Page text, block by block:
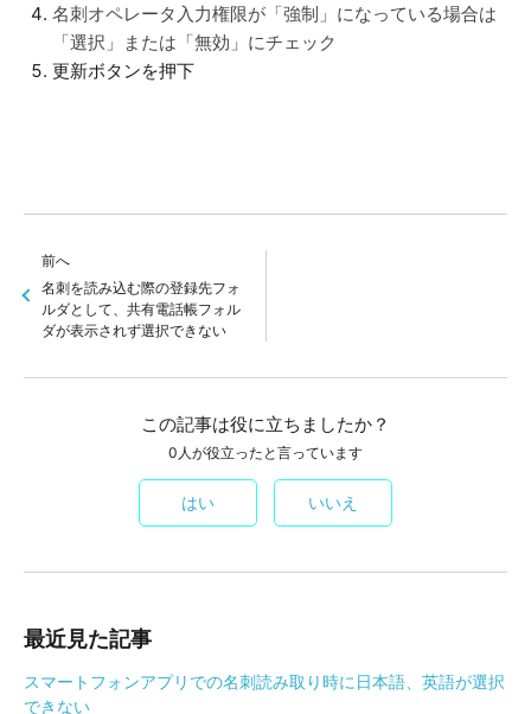
名刺オペレータ入力権限が「強制」になっている場合は
「選択」または「無効」にチェック
更新ボタンを押下
前へ
名刺を読み込む際の登録先フォ
ルダとして、共有電話帳フォル
ダが表示されず選択できない
この記事は役に立ちましたか？
0人が役立ったと言っています
はい いいえ
最近見た記事
スマートフォンアプリでの名刺読み取り時に日本語、英語が選択
できない